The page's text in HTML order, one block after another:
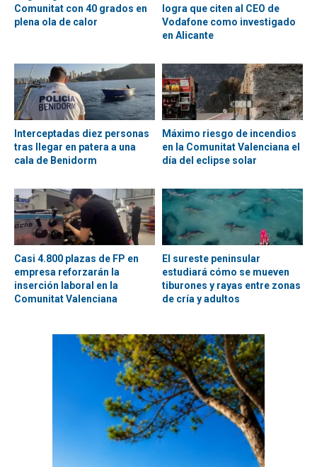
Comunitat con 40 grados en
plena ola de calor
logra que citen al CEO de
Vodafone como investigado
en Alicante
Interceptadas diez personas
tras llegar en patera a una
cala de Benidorm
Máximo riesgo de incendios
en la Comunitat Valenciana el
día del eclipse solar
Casi 4.800 plazas de FP en
empresa reforzarán la
inserción laboral en la
Comunitat Valenciana
El sureste peninsular
estudiará cómo se mueven
tiburones y rayas entre zonas
de cría y adultos